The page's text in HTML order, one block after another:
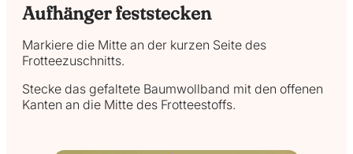
Aufhänger feststecken
Markiere die Mitte an der kurzen Seite des
Frotteezuschnitts.
Stecke das gefaltete Baumwollband mit den offenen
Kanten an die Mitte des Frotteestoffs.